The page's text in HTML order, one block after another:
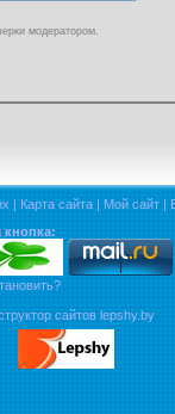
модератором.
| Карта сайта | Мой сайт |
кнопка:
сайтов lepshy.by